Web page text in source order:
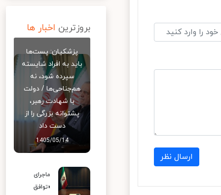
ارسال نظر
بروزترین اخبار ها
پزشکیان: پست‌ها
باید به افراد شایسته
سپرده شود، نه
هم‌جناحی‌ها / دولت
با شهادت رهبر،
پشتوانه بزرگی را از
دست داد
1405/05/14
ماجرای
«توافق